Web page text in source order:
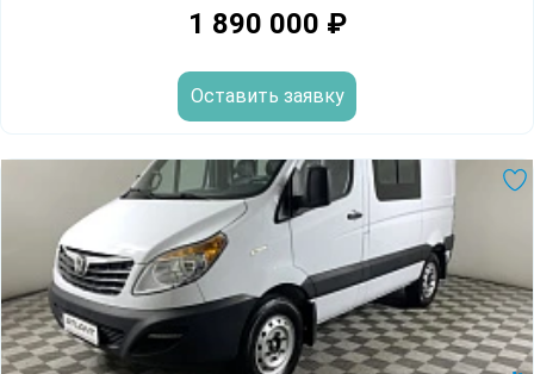
1 890 000 ₽
Оставить заявку